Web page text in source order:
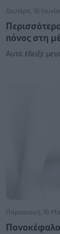
Δευτέρα, 16
πόνος στη
Αυτό έδειξε
Παρασκευή, 16